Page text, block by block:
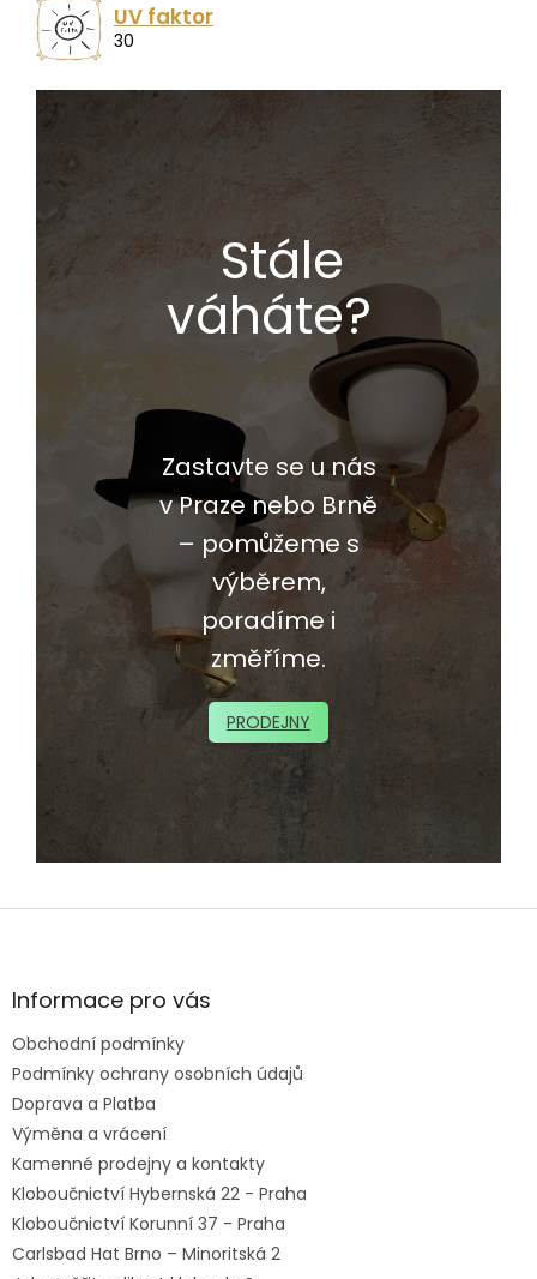
UV faktor
30
Stále
váháte?
Zastavte se u nás
v Praze nebo Brně
– pomůžeme s
výběrem,
poradíme i
změříme.
PRODEJNY
Z
aInformace pro vás
Obchodní podmínky
Podmínky ochrany osobních údajů
Doprava a Platba
Výměna a vrácení
Kamenné prodejny a kontakty
Kloboučnictví Hybernská 22 - Praha
Kloboučnictví Korunní 37 - Praha
Carlsbad Hat Brno – Minoritská 2